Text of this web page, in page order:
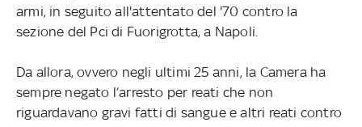
armi, in seguito all'attentato del '70 contro la
sezione del Pci di Fuorigrotta, a Napoli.
Da allora, ovvero negli ultimi 25 anni, la Camera ha
sempre negato l’arresto per reati che non
riguardavano gravi fatti di sangue e altri reati contro